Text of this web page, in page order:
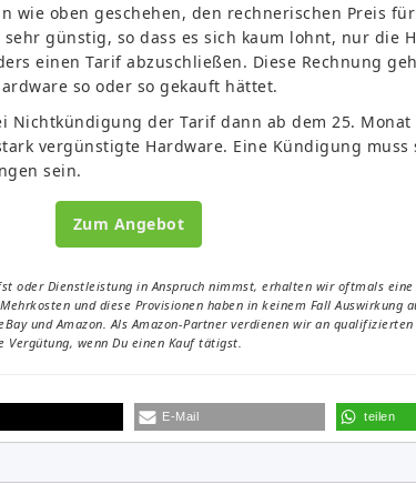
wie oben geschehen, den rechnerischen Preis
günstig, so dass es sich kaum lohnt, nur die
einen Tarif abzuschließen. Diese Rechnung
so oder so gekauft hättet.
Nichtkündigung der Tarif dann ab dem 25. Monat
vergünstigte Hardware. Eine Kündigung muss
sein.
Zum Angebot
oder Dienstleistung in Anspruch nimmst, erhalten wir oftmals
und diese Provisionen haben in keinem Fall Auswirkung
und Amazon. Als Amazon-Partner verdienen wir an
wenn Du einen Kauf tätigst.
E-Mail teilen